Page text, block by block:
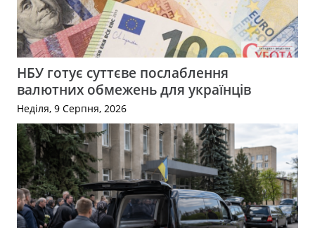
НБУ готує суттєве послаблення
валютних обмежень для українців
Неділя, 9 Серпня, 2026